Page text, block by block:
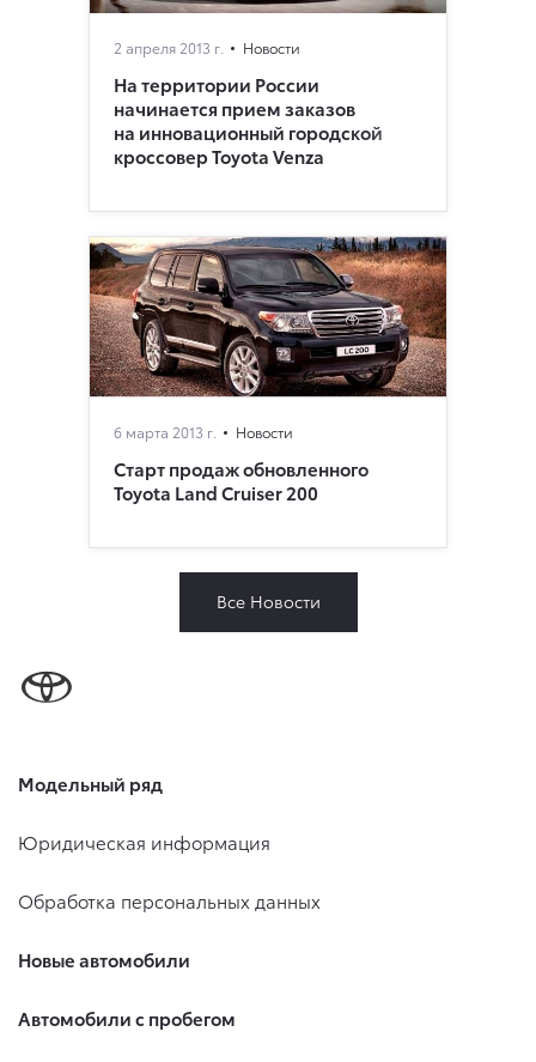
2 апреля 2013 г. Новости
На территории России
начинается прием заказов
на инновационный городской
кроссовер Toyota Venza
6 марта 2013 г. Новости
Cтарт продаж обновленного
Toyota Land Cruiser 200
Все Новости
Модельный ряд
Юридическая информация
Обработка персональных данных
Новые автомобили
Автомобили с пробегом